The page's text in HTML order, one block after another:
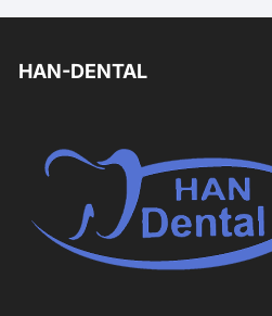
HAN-DENTAL